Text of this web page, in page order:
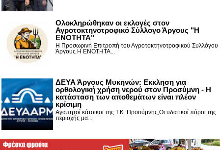
Ολοκληρώθηκαν οι εκλογές στον
Αγροτοκτηνοτροφικό Σύλλογο Άργους "Η
ΕΝΟΤΗΤΑ"
Η Προσωρινή Επιτροπή του Αγροτοκτηνοτροφικού Συλλόγου
Άργους Η ΕΝΟΤΗΤΑ...
ΔΕΥΑ Άργους Μυκηνών: Εκκληση για
ορθολογική χρήση νερού στον Προσύμνη - Η
κατάσταση των αποθεμάτων είναι πλέον
κρίσιμη
Αγαπητοί κάτοικοι της Τ.Κ. Προσύμνης,Οι υδατικοί πόροι της
περιοχής μα...